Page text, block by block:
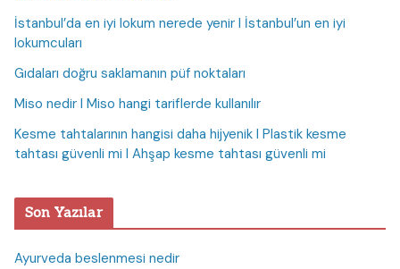
İstanbul’da en iyi lokum nerede yenir I İstanbul’un en iyi
lokumcuları
Gıdaları doğru saklamanın püf noktaları
Miso nedir I Miso hangi tariflerde kullanılır
Kesme tahtalarının hangisi daha hijyenik I Plastik kesme
tahtası güvenli mi I Ahşap kesme tahtası güvenli mi
Son Yazılar
Ayurveda beslenmesi nedir